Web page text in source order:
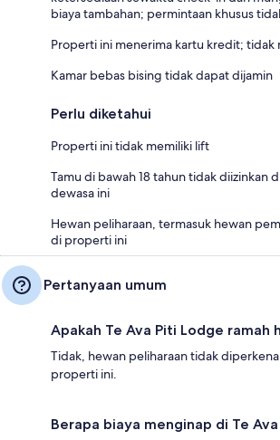
biaya tambahan; permintaan khusus
Properti ini menerima kartu kredit; tidak
Kamar bebas bising tidak dapat dijamin
Perlu diketahui
Properti ini tidak memiliki lift
Tamu di bawah 18 tahun tidak diizinkan
dewasa ini
Hewan peliharaan, termasuk hewan
di properti ini
Pertanyaan umum
Apakah Te Ava Piti Lodge ramah
Tidak, hewan peliharaan tidak
properti ini.
Berapa biaya menginap di Te